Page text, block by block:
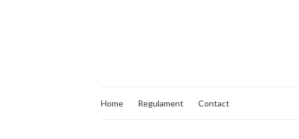
Home Regulament Contact